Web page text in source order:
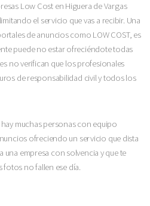
Low Cost en Higuera de Vargas
el servicio que vas a recibir. Una
de anuncios como LOW COST, es
puede no estar ofreciéndote todas
no verifican que los profesionales
de responsabilidad civil y todos los
muchas personas con equipo
ofreciendo un servicio que dista
una empresa con solvencia y que te
fotos no fallen ese día.